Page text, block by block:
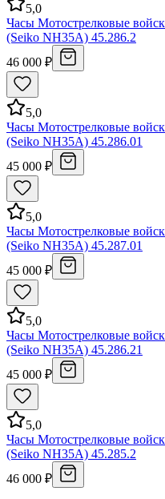
5,0
Часы Мотострелковые
(Seiko NH35A) 45.286.2
46 000 ₽
5,0
Часы Мотострелковые
(Seiko NH35A) 45.286.01
45 000 ₽
5,0
Часы Мотострелковые
(Seiko NH35A) 45.287.01
45 000 ₽
5,0
Часы Мотострелковые
(Seiko NH35A) 45.286.21
45 000 ₽
5,0
Часы Мотострелковые
(Seiko NH35A) 45.285.2
46 000 ₽